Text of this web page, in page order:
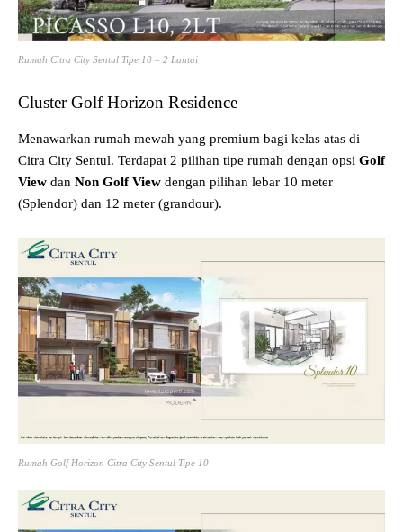
Rumah Citra City Sentul Tipe 10 – 2 Lantai
Cluster Golf Horizon Residence
Menawarkan rumah mewah yang premium bagi kelas atas di
Citra City Sentul. Terdapat 2 pilihan tipe rumah dengan opsi Golf
View dan Non Golf View dengan pilihan lebar 10 meter
(Splendor) dan 12 meter (grandour).
Rumah Golf Horizon Citra City Sentul Tipe 10